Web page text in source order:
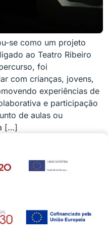
se como um projeto
ao Teatro Ribeiro
foi
com crianças, jovens,
experiências de
e participação
de aulas ou
[…]